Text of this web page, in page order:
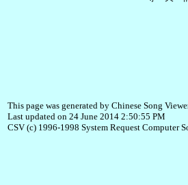
This page was generated by Chinese Song
Last updated on 24 June 2014 2:50:55 PM
CSV (c) 1996-1998 System Request Computer